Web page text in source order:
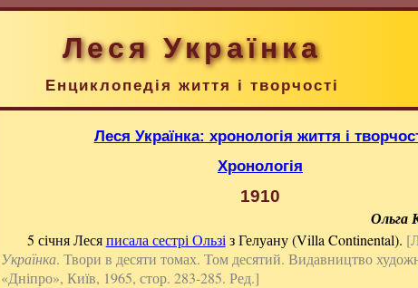
Леся Українка
Енциклопедія життя і творчості
Леся Українка: хронологія життя і
Хронологія
1910
Ольга
5 січня Лесяписала сестрі Ользі з Гелуану (Villa Continental).
Українка. Твори в десяти томах. Том десятий. Видавництво
«Дніпро», Київ, 1965, стор. 283-285. Ред.]